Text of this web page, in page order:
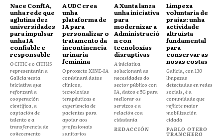
Nace ConfIA,
unha rede que
aglutina dez
universidades
para impulsar
unha IA
confiable e
responsable
O CITIC e o CiTIUS
representarán a
Galicia nesta
iniciativa que
reforzará a
cooperación
científica, a
captación de
talento e a
transferencia de
coñecemento
A UDC crea
unha
plataforma de
IA para
personalizar o
tratamento da
incontinencia
urinaria
feminina
O proxecto XINE-IA
combinará datos
clínicos,
tecnoloxías
terapéuticas e
experiencia de
pacientes para
apoiar aos
profesionais
sanitarios
A Xunta lanza
unha iniciativa
para
modernizar a
Administració
n con
tecnoloxías
disruptivas
A iniciativa
solucionará as
necesidades do
sector público con
IA, datos e 5G para
mellorar os
servizos e a
relación coa
cidadanía
REDACCIÓN
Limpeza
voluntaria de
praias: unha
actividade
altruísta
fundamental
para
conservar as
nosas costas
Galicia, con 130
limpezas
detectadas en redes
sociais, é a
comunidade que
reflicte maior
mobilización
cidadá
PABLO OTERO
TRANCHERO